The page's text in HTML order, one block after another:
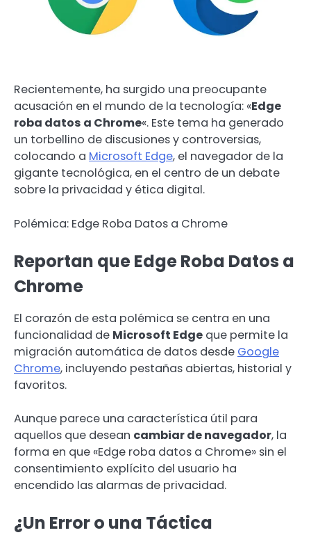
Recientemente, ha surgido una preocupante
acusación en el mundo de la tecnología: «Edge
roba datos a Chrome«. Este tema ha generado
un torbellino de discusiones y controversias,
colocando a Microsoft Edge, el navegador de la
gigante tecnológica, en el centro de un debate
sobre la privacidad y ética digital.
Polémica: Edge Roba Datos a Chrome
Reportan que Edge Roba Datos a
Chrome
El corazón de esta polémica se centra en una
funcionalidad de Microsoft Edge que permite la
migración automática de datos desde Google
Chrome, incluyendo pestañas abiertas, historial y
favoritos.
Aunque parece una característica útil para
aquellos que desean cambiar de navegador, la
forma en que «Edge roba datos a Chrome» sin el
consentimiento explícito del usuario ha
encendido las alarmas de privacidad.
¿Un Error o una Táctica